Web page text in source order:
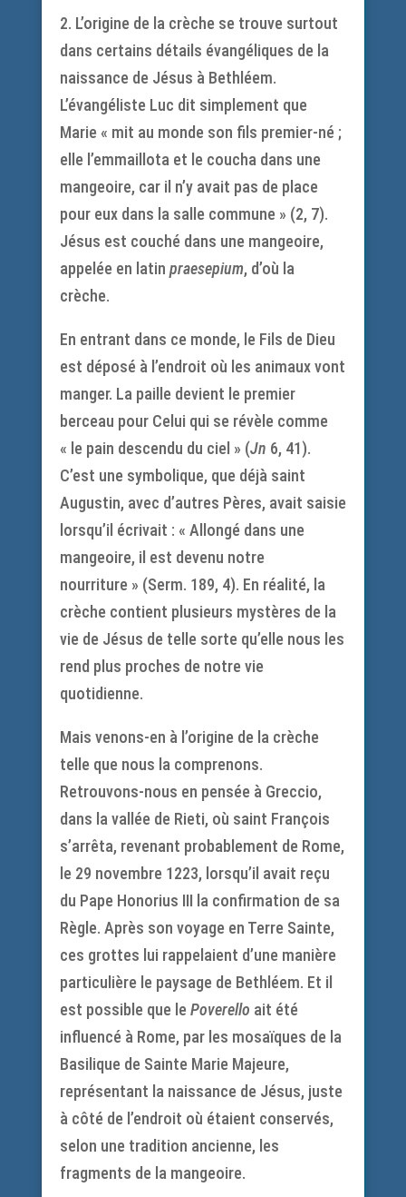
2. L’origine de la crèche se trouve surtout
dans certains détails évangéliques de la
naissance de Jésus à Bethléem.
L’évangéliste Luc dit simplement que
Marie « mit au monde son fils premier-né ;
elle l’emmaillota et le coucha dans une
mangeoire, car il n’y avait pas de place
pour eux dans la salle commune » (2, 7).
Jésus est couché dans une mangeoire,
appelée en latin praesepium, d’où la
crèche.
En entrant dans ce monde, le Fils de Dieu
est déposé à l’endroit où les animaux vont
manger. La paille devient le premier
berceau pour Celui qui se révèle comme
« le pain descendu du ciel » (Jn 6, 41).
C’est une symbolique, que déjà saint
Augustin, avec d’autres Pères, avait saisie
lorsqu’il écrivait : « Allongé dans une
mangeoire, il est devenu notre
nourriture » (Serm. 189, 4). En réalité, la
crèche contient plusieurs mystères de la
vie de Jésus de telle sorte qu’elle nous les
rend plus proches de notre vie
quotidienne.
Mais venons-en à l’origine de la crèche
telle que nous la comprenons.
Retrouvons-nous en pensée à Greccio,
dans la vallée de Rieti, où saint François
s’arrêta, revenant probablement de Rome,
le 29 novembre 1223, lorsqu’il avait reçu
du Pape Honorius III la confirmation de sa
Règle. Après son voyage en Terre Sainte,
ces grottes lui rappelaient d’une manière
particulière le paysage de Bethléem. Et il
est possible que le Poverello ait été
influencé à Rome, par les mosaïques de la
Basilique de Sainte Marie Majeure,
représentant la naissance de Jésus, juste
à côté de l’endroit où étaient conservés,
selon une tradition ancienne, les
fragments de la mangeoire.